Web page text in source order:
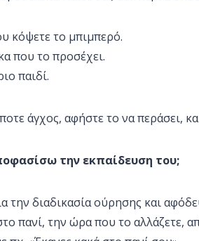
κόψετε το μπιμπερό.
που το προσέχει.
παιδί.
άγχος, αφήστε το να περάσει,
την εκπαίδευση του;
την διαδικασία ούρησης και
πανί, την ώρα που το αλλάζετε,